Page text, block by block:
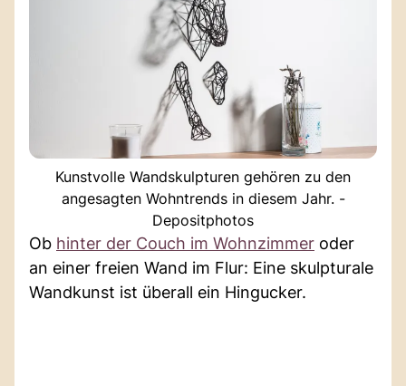
Kunstvolle Wandskulpturen gehören zu den
angesagten Wohntrends in diesem Jahr. -
Depositphotos
Ob hinter der Couch im Wohnzimmer oder
an einer freien Wand im Flur: Eine skulpturale
Wandkunst ist überall ein Hingucker.